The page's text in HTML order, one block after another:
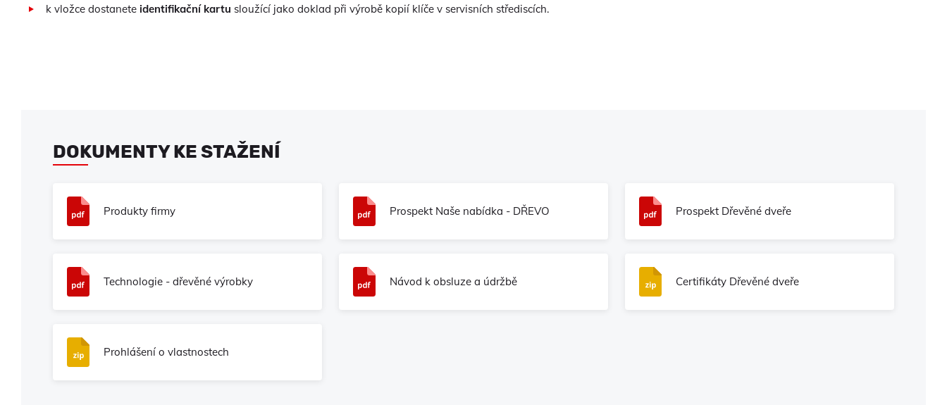
k vložce dostanete identifikační kartu sloužící jako doklad při výrobě kopií klíče v servisních střediscích.
DOKUMENTY KE STAŽENÍ
Produkty firmy Prospekt Naše nabídka - DŘEVO Prospekt Dřevěné dveře
Technologie - dřevěné výrobky Návod k obsluze a údržbě Certifikáty Dřevěné dveře
Prohlášení o vlastnostech